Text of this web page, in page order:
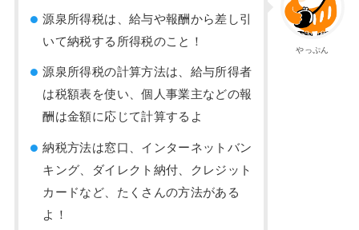
やっぷん
源泉所得税は、給与や報酬から差し引
いて納税する所得税のこと！
源泉所得税の計算方法は、給与所得者
は税額表を使い、個人事業主などの報
酬は金額に応じて計算するよ
納税方法は窓口、インターネットバン
キング、ダイレクト納付、クレジット
カードなど、たくさんの方法がある
よ！